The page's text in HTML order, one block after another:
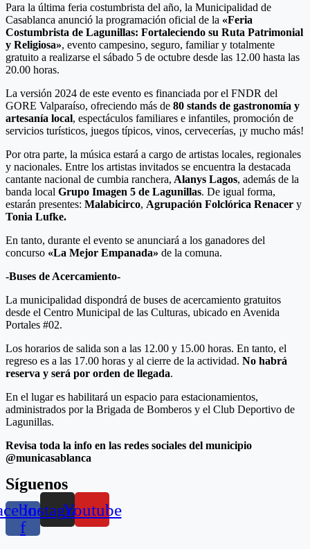
Para la última feria costumbrista del año, la Municipalidad de
Casablanca anunció la programación oficial de la «Feria
Costumbrista de Lagunillas: Fortaleciendo su Ruta Patrimonial
y Religiosa», evento campesino, seguro, familiar y totalmente
gratuito a realizarse el sábado 5 de octubre desde las 12.00 hasta las
20.00 horas.
La versión 2024 de este evento es financiada por el FNDR del
GORE Valparaíso, ofreciendo más de 80 stands de gastronomía y
artesanía local, espectáculos familiares e infantiles, promoción de
servicios turísticos, juegos típicos, vinos, cervecerías, ¡y mucho más!
Por otra parte, la música estará a cargo de artistas locales, regionales
y nacionales. Entre los artistas invitados se encuentra la destacada
cantante nacional de cumbia ranchera, Alanys Lagos, además de la
banda local Grupo Imagen 5 de Lagunillas. De igual forma,
estarán presentes: Malabicirco, Agrupación Folclórica Renacer y
Tonia Lufke.
En tanto, durante el evento se anunciará a los ganadores del
concurso «La Mejor Empanada» de la comuna.
-Buses de Acercamiento-
La municipalidad dispondrá de buses de acercamiento gratuitos
desde el Centro Municipal de las Culturas, ubicado en Avenida
Portales #02.
Los horarios de salida son a las 12.00 y 15.00 horas. En tanto, el
regreso es a las 17.00 horas y al cierre de la actividad. No habrá
reserva y será por orden de llegada.
En el lugar es habilitará un espacio para estacionamientos,
administrados por la Brigada de Bomberos y el Club Deportivo de
Lagunillas.
Revisa toda la info en las redes sociales del municipio
@municasablanca
Síguenos
f
InstagramYoutube